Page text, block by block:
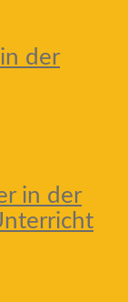
der
in der